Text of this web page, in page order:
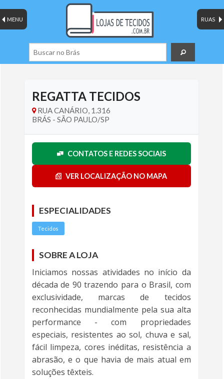
RUAS
MENU
REGATTA TECIDOS
RUA CANÁRIO, 1.316
BRÁS - SÃO PAULO/SP
CONTATOS E REDES SOCIAIS
VER LOCALIZAÇÃO NO MAPA
ESPECIALIDADES
Tecidos
SOBRE A LOJA
Iniciamos nossas atividades no início da
década de 90 trazendo para o Brasil, com
exclusividade, marcas de tecidos
reconhecidas mundialmente pela sua alta
performance - com propriedades
especiais, resistentes ao sol, chuva e sal,
fácil limpeza, cores inéditas, resistência a
abrasão, e o que havia de mais atual em
soluções têxteis.